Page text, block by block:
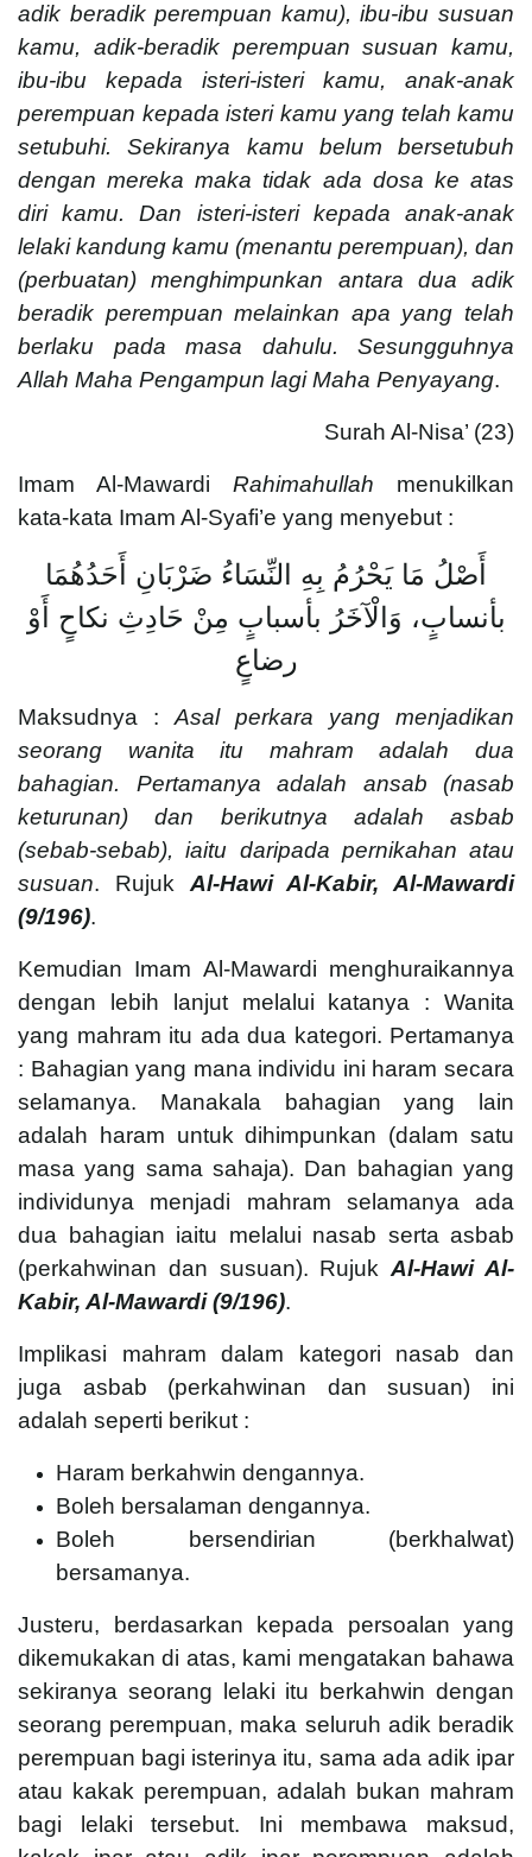
adik beradik perempuan kamu), ibu-ibu susuan
kamu, adik-beradik perempuan susuan kamu,
ibu-ibu kepada isteri-isteri kamu, anak-anak
perempuan kepada isteri kamu yang telah kamu
setubuhi. Sekiranya kamu belum bersetubuh
dengan mereka maka tidak ada dosa ke atas
diri kamu. Dan isteri-isteri kepada anak-anak
lelaki kandung kamu (menantu perempuan), dan
(perbuatan) menghimpunkan antara dua adik
beradik perempuan melainkan apa yang telah
berlaku pada masa dahulu. Sesungguhnya
Allah Maha Pengampun lagi Maha Penyayang.
Surah Al-Nisa’ (23)
Imam Al-Mawardi Rahimahullah menukilkan
kata-kata Imam Al-Syafi’e yang menyebut :
أَصْلُ مَا يَحْرُمُ بِهِ النِّسَاءُ ضَرْبَانِ أَحَدُهُمَا
بأنسابٍ، وَالْآخَرُ بأسبابٍ مِنْ حَادِثِ نكاحٍ أَوْ
رضاعٍ
Maksudnya :Asal perkara yang menjadikan
seorang wanita itu mahram adalah dua
bahagian. Pertamanya adalah ansab (nasab
keturunan) dan berikutnya adalah asbab
(sebab-sebab), iaitu daripada pernikahan atau
susuan. RujukAl-Hawi Al-Kabir, Al-Mawardi
(9/196).
Kemudian Imam Al-Mawardi menghuraikannya
dengan lebih lanjut melalui katanya : Wanita
yang mahram itu ada dua kategori. Pertamanya
: Bahagian yang mana individu ini haram secara
selamanya. Manakala bahagian yang lain
adalah haram untuk dihimpunkan (dalam satu
masa yang sama sahaja). Dan bahagian yang
individunya menjadi mahram selamanya ada
dua bahagian iaitu melalui nasab serta asbab
(perkahwinan dan susuan). RujukAl-Hawi Al-
Kabir, Al-Mawardi (9/196).
Implikasi mahram dalam kategori nasab dan
juga asbab (perkahwinan dan susuan) ini
adalah seperti berikut :
Haram berkahwin dengannya.
Boleh bersalaman dengannya.
Boleh bersendirian (berkhalwat)
bersamanya.
Justeru, berdasarkan kepada persoalan yang
dikemukakan di atas, kami mengatakan bahawa
sekiranya seorang lelaki itu berkahwin dengan
seorang perempuan, maka seluruh adik beradik
perempuan bagi isterinya itu, sama ada adik ipar
atau kakak perempuan, adalah bukan mahram
bagi lelaki tersebut. Ini membawa maksud,